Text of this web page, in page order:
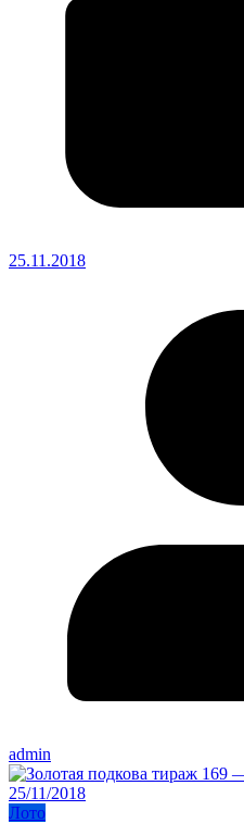
25.11.2018
admin
Лото